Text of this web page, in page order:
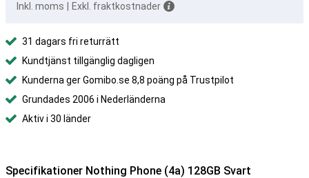
Inkl. moms Exkl. fraktkostnader
31 dagars fri returrätt
Kundtjänst tillgänglig dagligen
Kunderna ger Gomibo.se 8,8 poäng på Trustpilot
Grundades 2006 i Nederländerna
Aktiv i 30 länder
Specifikationer Nothing Phone (4a) 128GB Svart